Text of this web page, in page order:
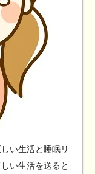
い生活と睡眠リ
い生活を送ると